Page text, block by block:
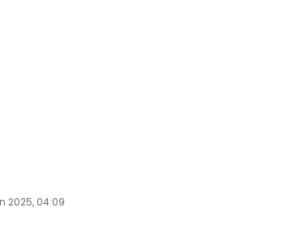
2025, 04:09